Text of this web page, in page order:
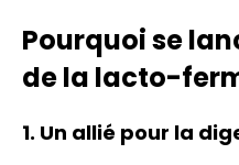
Pourquoi se
de la lacto-
1. Un allié pour la